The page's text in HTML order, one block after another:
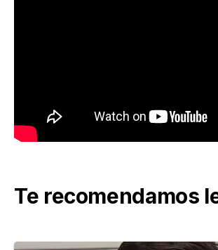
Te recomendamos